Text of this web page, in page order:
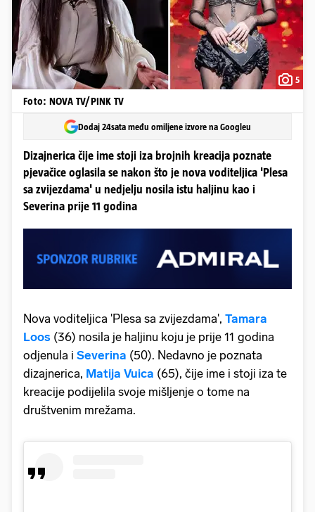
5
Foto: NOVA TV/PINK TV
Dodaj 24sata među omiljene izvore na Googleu
Dizajnerica čije ime stoji iza brojnih kreacija poznate
pjevačice oglasila se nakon što je nova voditeljica 'Plesa
sa zvijezdama' u nedjelju nosila istu haljinu kao i
Severina prije 11 godina
Nova voditeljica 'Plesa sa zvijezdama', Tamara
Loos (36) nosila je haljinu koju je prije 11 godina
odjenula i Severina (50). Nedavno je poznata
dizajnerica, Matija Vuica (65), čije ime i stoji iza te
kreacije podijelila svoje mišljenje o tome na
društvenim mrežama.